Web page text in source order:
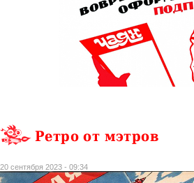
Ретро от мэтров
20 сентября 2023 - 09:34